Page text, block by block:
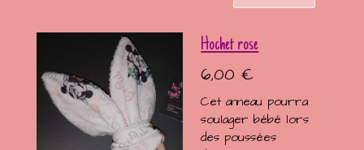
Hochet rose
6,00 €
Cet anneau pourra
soulager bébé lors
des poussées